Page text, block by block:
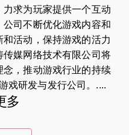
求为玩家提供一个互动
司不断优化游戏内容和
活动，保持游戏的活力
媒网络技术有限公司将
，推动游戏行业的持续
戏研发与发行公司。....
多